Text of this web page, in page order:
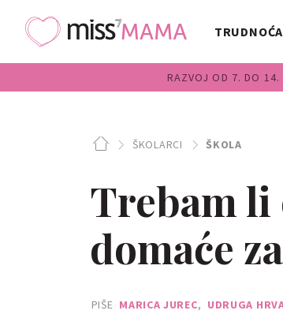
TRUDNOĆA
RAZVOJ OD 7. DO 14.
ŠKOLARCI ŠKOLA
Trebam li
domaće
PIŠE MARICA JUREC, UDRUGA